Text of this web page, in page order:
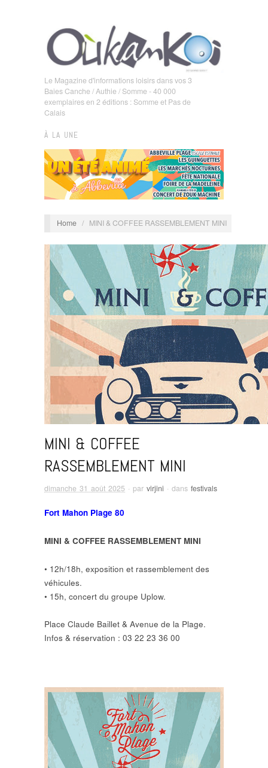
Le Magazine d'informations loisirs dans vos 3
Baies Canche / Authie / Somme - 40 000
exemplaires en 2 éditions : Somme et Pas de
Calais
À LA UNE
Home / MINI & COFFEE RASSEMBLEMENT MINI
MINI & COFFEE
RASSEMBLEMENT MINI
dimanche 31 août 2025 · par virjini · dans festivals
Fort Mahon Plage 80
MINI & COFFEE RASSEMBLEMENT MINI
• 12h/18h, exposition et rassemblement des
véhicules.
• 15h, concert du groupe Uplow.
Place Claude Baillet & Avenue de la Plage.
Infos & réservation : 03 22 23 36 00